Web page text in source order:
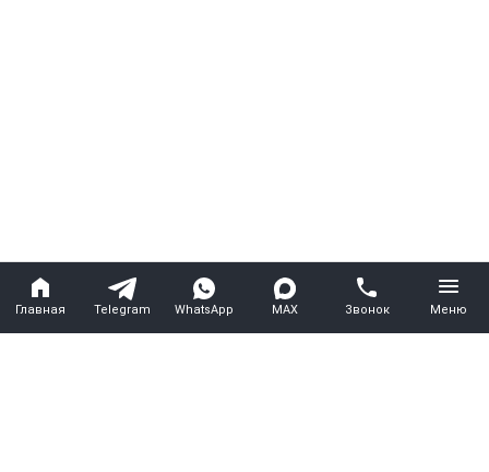
Главная Telegram WhatsApp MAX Звонок Меню